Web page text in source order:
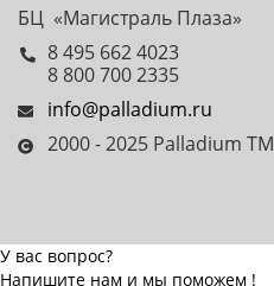
БЦ «Магистраль Плаза»
8 495 662 4023
8 800 700 2335
info@palladium.ru
2000 - 2025 Palladium TM
У вас вопрос?
Напишите нам и мы поможем !